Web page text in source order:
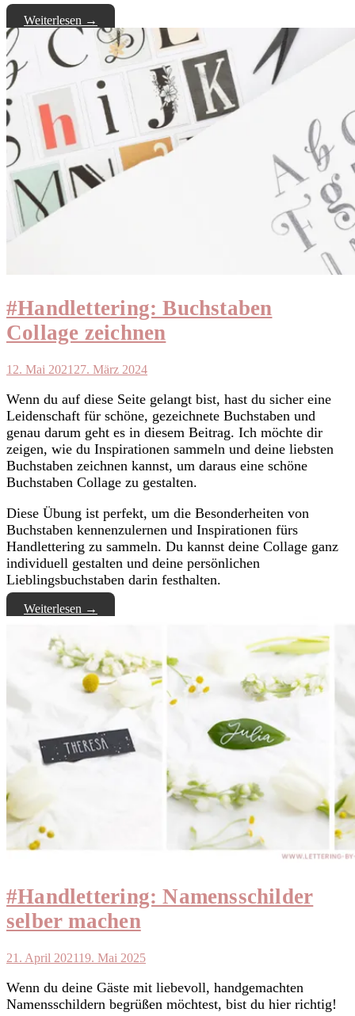
Weiterlesen →
#Handlettering: Buchstaben
Collage zeichnen
12. Mai 202127. März 2024
Wenn du auf diese Seite gelangt bist, hast du sicher eine
Leidenschaft für schöne, gezeichnete Buchstaben und
genau darum geht es in diesem Beitrag. Ich möchte dir
zeigen, wie du Inspirationen sammeln und deine liebsten
Buchstaben zeichnen kannst, um daraus eine schöne
Buchstaben Collage zu gestalten.
Diese Übung ist perfekt, um die Besonderheiten von
Buchstaben kennenzulernen und Inspirationen fürs
Handlettering zu sammeln. Du kannst deine Collage ganz
individuell gestalten und deine persönlichen
Lieblingsbuchstaben darin festhalten.
Weiterlesen →
#Handlettering: Namensschilder
selber machen
21. April 202119. Mai 2025
Wenn du deine Gäste mit liebevoll, handgemachten
Namensschildern begrüßen möchtest, bist du hier richtig!